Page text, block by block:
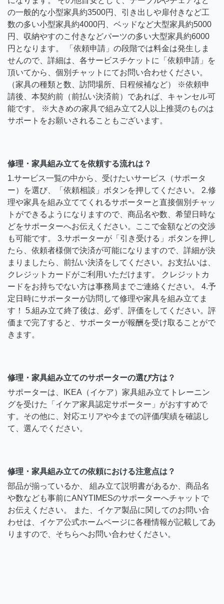
の一般的な小型家具約3500円、引き出しや扉付きなど工
数の多い小型家具約4000円、ベッドなど大型家具約5000
円、収納やすのこ付きなどパーツの多い大型家具約6000
円となります。 「依頼申請」の段階では料金は発生しま
せんので、詳細は、各サービスチケットに「依頼申請」を
頂いてから、個別チャットにてお問い合わせください。
（家具の種類と数、訪問場所、日程候補など） ※依頼申
請後、本契約前（前払い決済前）であれば、キャンセル可
能です。 ※大きめの家具で組み立て2人以上推奨のものは
サポートをお願いされることもございます。
修理・家具組み立てを依頼する流れは？
1.サービス一覧の中から、受けたいサービス（サポータ
ー）を選び、「依頼相談」ボタンを押してください。 2.修
理や家具を組み立ててくれるサポーターと直接個別チャッ
トができるようになりますので、商品名や数、希望日時な
どをサポーターへお伝えください。ここで金額などの交渉
も可能です。 3.サポーターが「引き受ける」ボタンを押し
たら、依頼者様側で決済が可能になりますので、詳細が決
まりましたら、前払い決済をしてください。お支払いは、
クレジットカードがご利用いただけます。 クレジットカ
ードをお持ちでない方は事務局までご連絡ください。 4.予
定日時にサポーターが訪問して修理や家具を組み立てま
す！ 5.組み立て終了後は、必ず、評価をしてください。評
価まで完了すると、サポーターが報酬を受け取ることがで
きます。
修理・家具組み立てのサポーターの選び方は？
サポーターは、IKEA（イケア）家具組み立てトレーニン
グを受けた「イケア家具認定サポーター」がおすすめで
す。その他に、対応エリアや今までの評価/実績を確認し
て、選んでください。
修理・家具組み立ての依頼における注意点は？
部品が揃っているか、 組み立て説明書があるか、商品名
や数なども事前にANYTIMESのサポーターへチャットで
お伝えください。 また、イケア製品に関してのお問い合
わせは、イケア公式ホームページに各種情報が記載してあ
りますので、そちらへお問い合わせください。